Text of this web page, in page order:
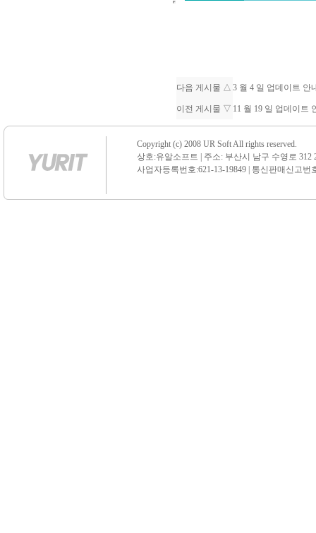
다음 게시물 △ 3 월 4 일 업데이트 안
이전 게시물 ▽ 11 월 19 일 업데이트
Copyright (c) 2008 UR Soft All rights reserved.
상호:유알소프트 | 주소: 부산시 남구 수영로 312
사업자등록번호:621-13-19849 | 통신판매신고번